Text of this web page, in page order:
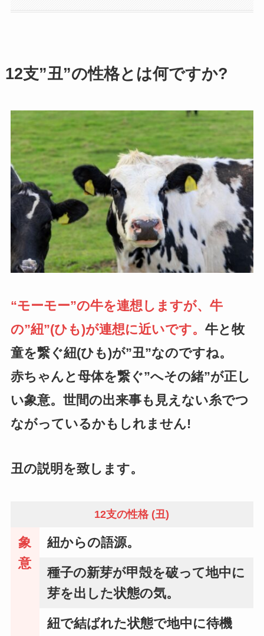
12支”丑”の性格とは何ですか?
“モーモー”の牛を連想しますが、牛
の”紐”(ひも)が連想に近いです。 牛と牧
童を繋ぐ紐(ひも)が”丑”なのですね。
赤ちゃんと母体を繋ぐ”へその緒”が正し
い象意。世間の出来事も見えない糸でつ
ながっているかもしれません!
丑の説明を致します。
12支の性格 (丑)
象
意
紐からの語源。
種子の新芽が甲殻を破って地中に
芽を出した状態の気。
紐で結ばれた状態で地中に待機